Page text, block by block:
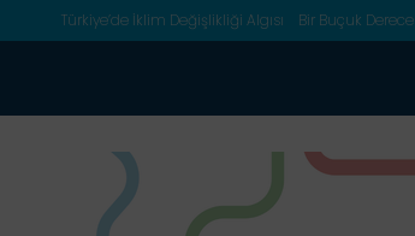
Türkiye’de İklim Değişlikliği Algısı Bir Buçuk Derece